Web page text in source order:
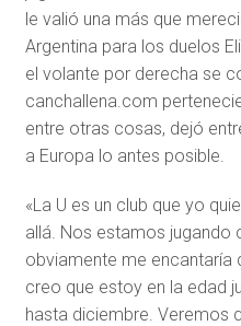
le valió una más que
Argentina para los duelos
el volante por derecha se
canchallena.com
entre otras cosas, dejó
a Europa lo antes posible.
«La U es un club que yo
allá. Nos estamos jugando
obviamente me encantaría
creo que estoy en la edad
hasta diciembre. Veremos